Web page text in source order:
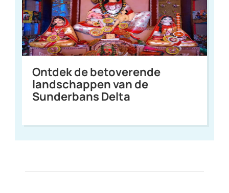
Ontdek de betoverende
landschappen van de
Sunderbans Delta